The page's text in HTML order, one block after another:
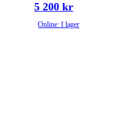
5 200 kr
Online: I lager